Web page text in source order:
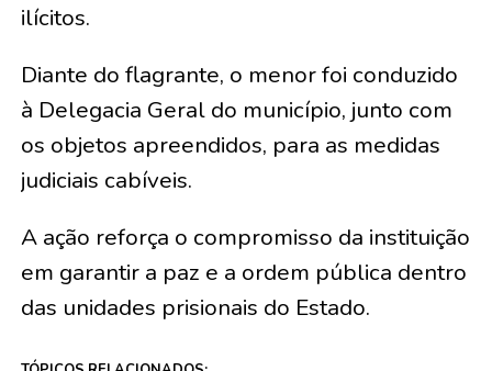
ilícitos.
Diante do flagrante, o menor foi conduzido
à Delegacia Geral do município, junto com
os objetos apreendidos, para as medidas
judiciais cabíveis.
A ação reforça o compromisso da instituição
em garantir a paz e a ordem pública dentro
das unidades prisionais do Estado.